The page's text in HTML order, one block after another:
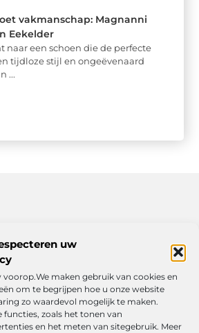
uw
maken gebruik van cookies en
om te begrijpen hoe u onze website
zo waardevol mogelijk te maken.
functies, zoals het tonen van
en het meten van sitegebruik. Meer
vakmanschap: Magnanni
Eekelder
naar een schoen die de perfecte
tijdloze stijl en ongeëvenaard
...